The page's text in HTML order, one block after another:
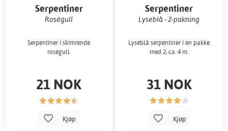
Serpentiner
Roségull
Serpentiner i skimrende
roségull.
21 NOK
Kjøp
Serpentiner
Lyseblå - 2-pakning
Lyseblå serpentiner i en pakke
med 2, ca. 4 m.
31 NOK
Kjøp